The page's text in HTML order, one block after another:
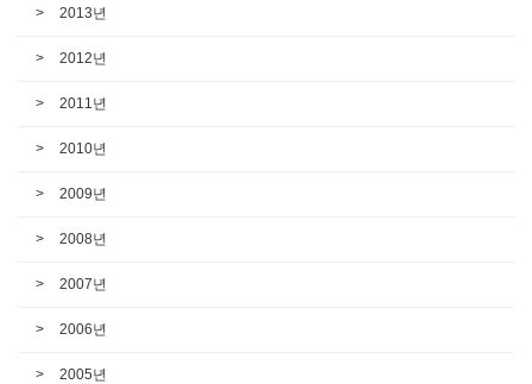
2013년
2012년
2011년
2010년
2009년
2008년
2007년
2006년
2005년